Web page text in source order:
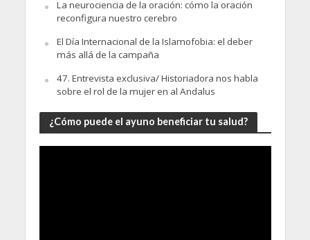
La neurociencia de la oración: cómo la oración
reconfigura nuestro cerebro
El Día Internacional de la Islamofobia: el deber
más allá de la campaña
47. Entrevista exclusiva/ Historiadora nos habla
sobre el rol de la mujer en al Andalus
¿Cómo puede el ayuno beneficiar tu salud?